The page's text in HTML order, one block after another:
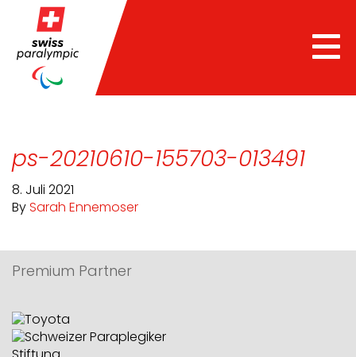
ps-20210610-155703-013491
8. Juli 2021
By Sarah Ennemoser
Premium Partner